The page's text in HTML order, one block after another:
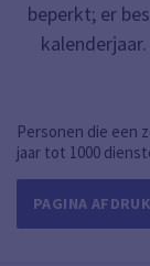
beperkt; er
Personen die een
jaar tot 1000
PAGINA